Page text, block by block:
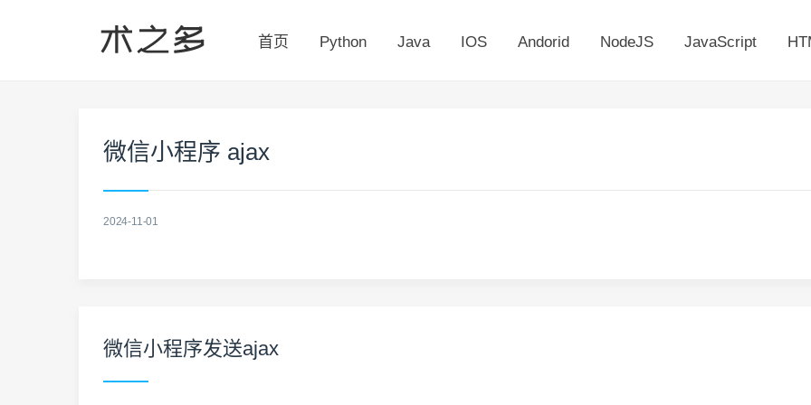
首页 Python Java IOS Andorid NodeJS JavaScript
微信小程序 ajax
2024-11-01
微信小程序发送ajax